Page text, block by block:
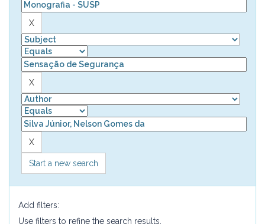
Start a new search
Add filters:
Use filters to refine the search results.